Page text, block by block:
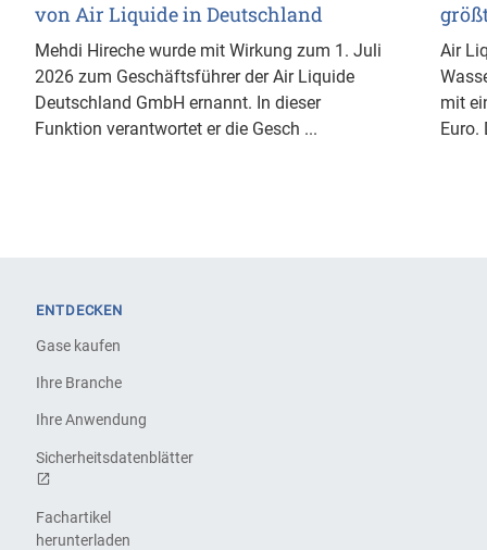
von Air Liquide in Deutschland
Mehdi Hireche wurde mit Wirkung zum 1. Juli
2026 zum Geschäftsführer der Air Liquide
Deutschland GmbH ernannt. In dieser
Funktion verantwortet er die Gesch ...
Air
mit
Euro.
ENTDECKEN
Gase kaufen
Ihre Branche
Ihre Anwendung
Sicherheitsdatenblätter
Fachartikel
herunterladen